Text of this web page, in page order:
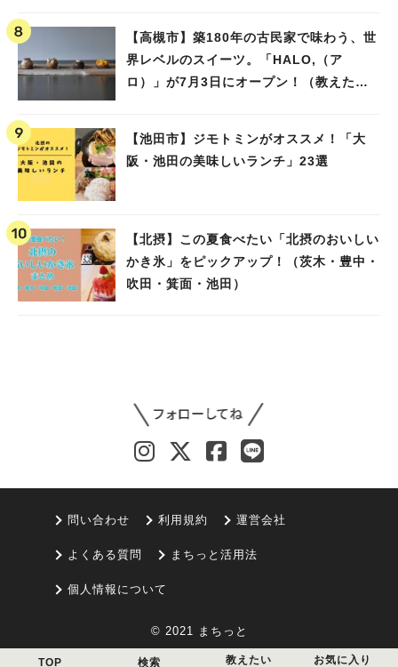
【高槻市】築180年の古民家で味わう、世
界レベルのスイーツ。「HALO,（ア
ロ）」が7月3日にオープン！（教えたい/
【池田市】ジモトミンがオススメ！「大
阪・池田の美味しいランチ」23選
【北摂】この夏食べたい「北摂のおいしい
かき氷」をピックアップ！（茨木・豊中・
吹田・箕面・池田）
問い合わせ 利用規約 運営会社
よくある質問 まちっと活用法
個人情報について
© 2021 まちっと
TOP 検索
教えたい
お気に入り